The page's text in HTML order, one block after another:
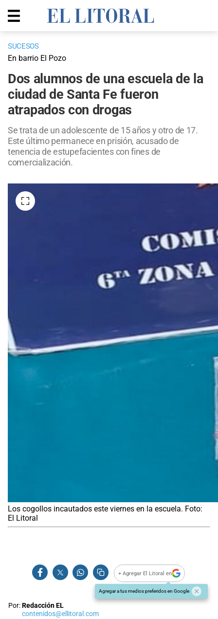
SUCESOS
En barrio El Pozo
Dos alumnos de una escuela de la
ciudad de Santa Fe fueron
atrapados con drogas
Se trata de un adolescente de 15 años y otro de 17.
Este último permanece en prisión, acusado de
tenencia de estupefacientes con fines de
comercialización.
Los cogollos incautados este viernes en la escuela. Foto:
El Litoral
+ Agregar El Litoral en
Agregar a tus medios preferidos en Google
Por:Redacción EL
contenidos@ellitoral.com